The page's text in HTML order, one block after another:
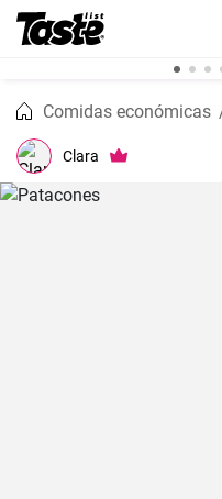
Comidas económicas
Clara